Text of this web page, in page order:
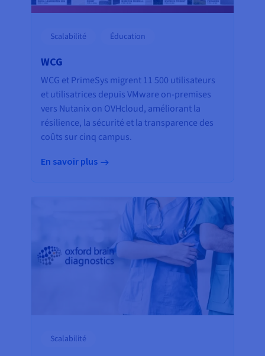
Scalabilité Éducation
WCG
WCG et PrimeSys migrent 11 500 utilisateurs
et utilisatrices depuis VMware on-premises
vers Nutanix on OVHcloud, améliorant la
résilience, la sécurité et la transparence des
coûts sur cinq campus.
En savoir plus
Scalabilité